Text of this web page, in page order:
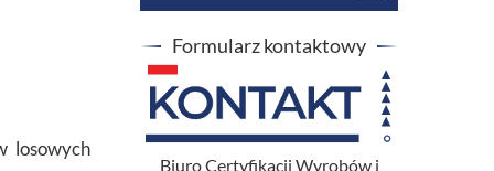
losowych
Formularz kontaktowy
Biuro Certyfikacji Wyrobów i